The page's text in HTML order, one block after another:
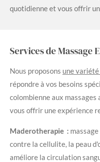
quotidienne et vous offrir
Services de Massage
Nous proposons une variété
répondre à vos besoins
colombienne aux
vous offrir une expérience
Maderotherapie :
contre la cellulite, la peau
améliore la circulation